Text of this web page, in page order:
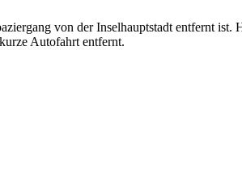
von der Inselhauptstadt entfernt ist.
Autofahrt entfernt.